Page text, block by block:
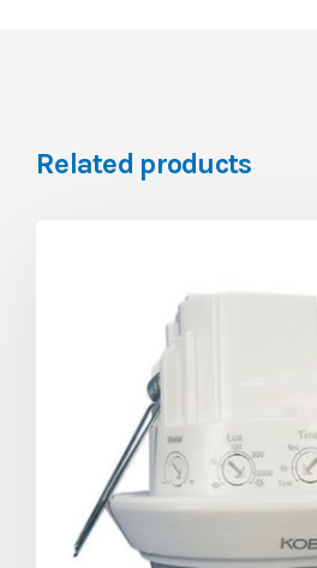
Related products